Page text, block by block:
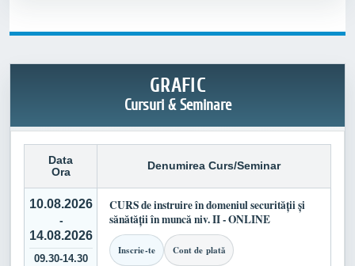
GRAFIC
Cursuri & Seminare
Data
Ora
Denumirea Curs/Seminar
10.08.2026
-
14.08.2026
09.30-14.30
CURS de instruire în domeniul securității și
sănătății în muncă niv. II - ONLINE
Inscrie-te Cont de plată